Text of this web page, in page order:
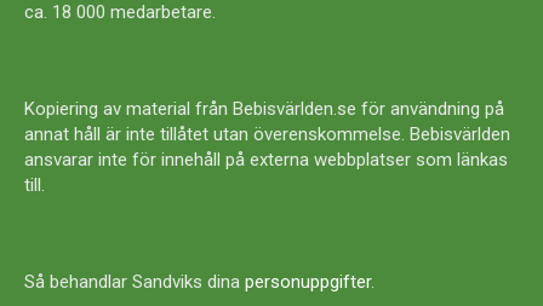
ca. 18 000 medarbetare.
Kopiering av material från Bebisvärlden.se för användning på
annat håll är inte tillåtet utan överenskommelse. Bebisvärlden
ansvarar inte för innehåll på externa webbplatser som länkas
till.
Så behandlar Sandviks dina personuppgifter.